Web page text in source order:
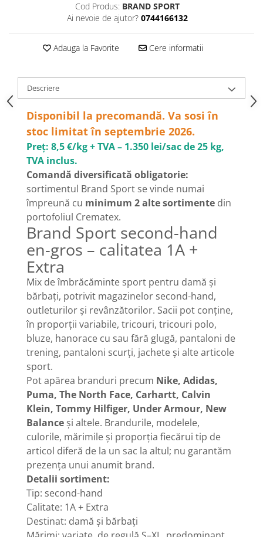
Cod Produs: BRAND SPORT
Ai nevoie de ajutor? 0744166132
Adauga la Favorite Cere informatii
Descriere
Disponibil la precomandă. Va sosi în
stoc limitat în septembrie 2026.
Preț: 8,5 €/kg + TVA – 1.350 lei/sac de 25 kg,
TVA inclus.
Comandă diversificată obligatorie:
sortimentul Brand Sport se vinde numai
împreună cu minimum 2 alte sortimente din
portofoliul Crematex.
Brand Sport second-hand
en-gros – calitatea 1A +
Extra
Mix de îmbrăcăminte sport pentru damă și
bărbați, potrivit magazinelor second-hand,
outleturilor și revânzătorilor. Sacii pot conține,
în proporții variabile, tricouri, tricouri polo,
bluze, hanorace cu sau fără glugă, pantaloni de
trening, pantaloni scurți, jachete și alte articole
sport.
Pot apărea branduri precum Nike, Adidas,
Puma, The North Face, Carhartt, Calvin
Klein, Tommy Hilfiger, Under Armour, New
Balance și altele. Brandurile, modelele,
culorile, mărimile și proporția fiecărui tip de
articol diferă de la un sac la altul; nu garantăm
prezența unui anumit brand.
Detalii sortiment:
Tip: second-hand
Calitate: 1A + Extra
Destinat: damă și bărbați